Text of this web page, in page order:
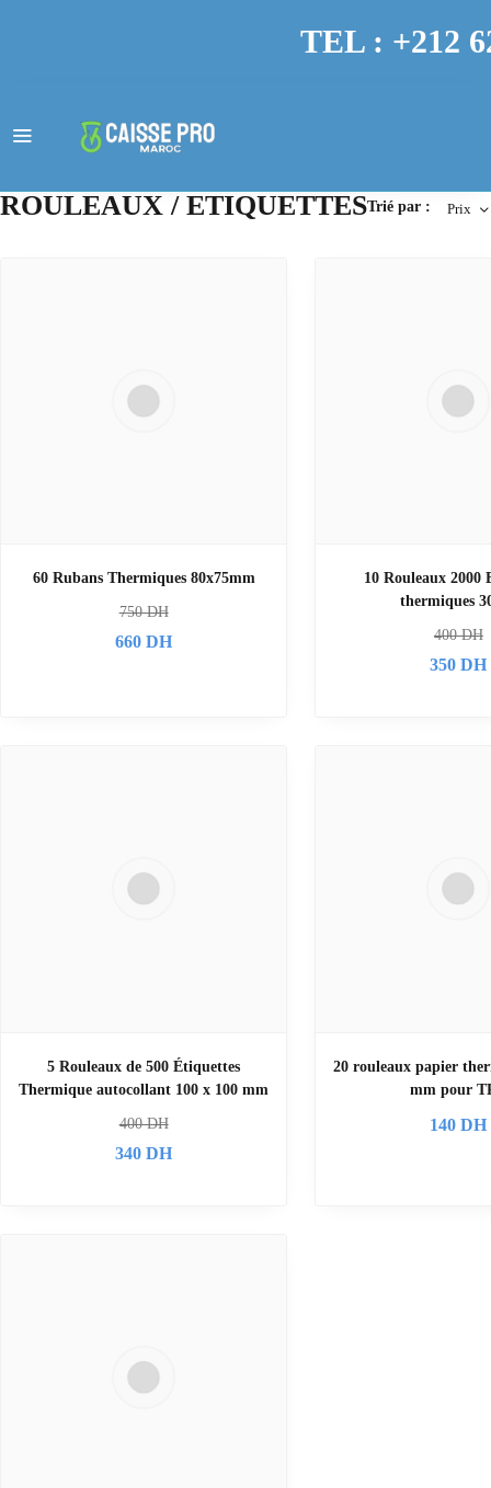
TEL : +212
ROULEAUX / ETIQUETTESTrié par : Prix
60 Rubans Thermiques 80x75mm
750DH
660 DH
10 Rouleaux 2000
thermiques
400DH
350 DH
5 Rouleaux de 500 Étiquettes
Thermique autocollant 100 x 100 mm
400DH
340 DH
20 rouleaux papier
mm pour
140 DH